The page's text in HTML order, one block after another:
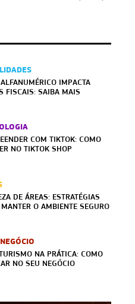
IMPACTA
FISCAIS: SAIBA MAIS
COM TIKTOK: COMO
NO TIKTOK SHOP
DE ÁREAS: ESTRATÉGIAS
O AMBIENTE SEGURO
NA PRÁTICA: COMO
NO SEU NEGÓCIO